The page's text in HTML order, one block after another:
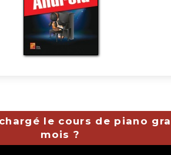
le cours de piano
mois ?